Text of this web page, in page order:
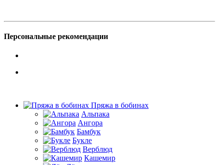
Персональные рекомендации
Пряжа в бобинах
Альпака
Ангора
Бамбук
Букле
Верблюд
Кашемир